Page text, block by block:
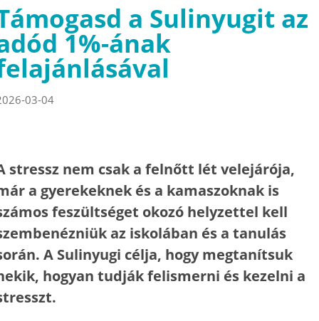
a Sulinyugit az
1%-ának
03-04
stressz nem csak a felnőtt lét velejárója,
a gyerekeknek és a kamaszoknak is
feszültséget okozó helyzettel kell
az iskolában és a tanulás
A Sulinyugi célja, hogy megtanítsuk
hogyan tudják felismerni és kezelni a